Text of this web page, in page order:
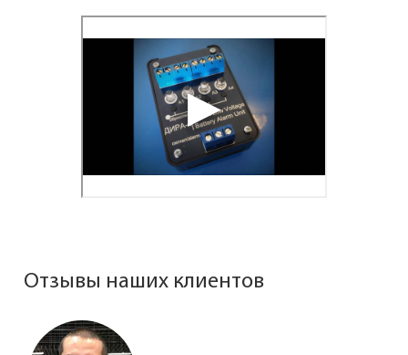
Отзывы наших клиентов